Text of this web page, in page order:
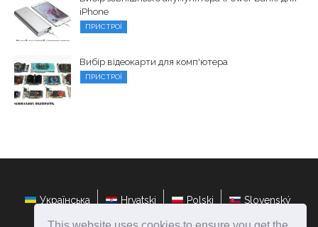
iPhone
ПРИСТРОЇ
Вибір відеокарти для комп'ютера
ПРИСТРОЇ
Українська Hrvatski Polski Slovenský